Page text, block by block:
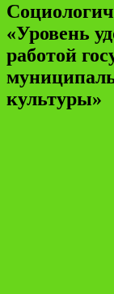
«Уровень
работой
культуры»